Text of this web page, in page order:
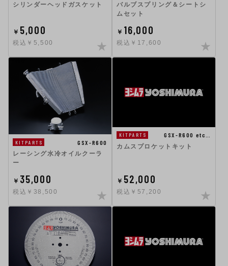
シリンダーヘッドガスケット
￥ 5,000
税込￥5,500
バルブスプリング＆シートシ
ムセット
￥ 16,000
税込￥17,600
KITPARTS
GSX-R600
レーシング水冷オイルクーラ
ー
￥ 35,000
税込￥38,500
KITPARTS
GSX-R600 etc…
カムスプロケットキット
￥ 52,000
税込￥57,200